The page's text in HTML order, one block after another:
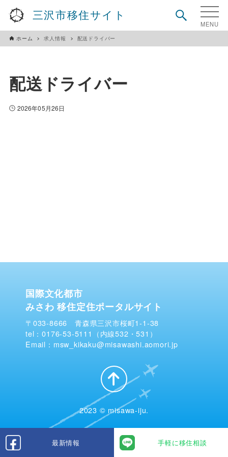
三沢市移住サイト
最新情報 手軽に移住相談
ホーム 求人情報 配送ドライバー
配送ドライバー
2026年05月26日
国際文化都市
みさわ 移住定住ポータルサイト
〒033-8666 青森県三沢市桜町1-1-38
tel：0176-53-5111（内線532・531）
Email：msw_kikaku@misawashi.aomori.jp
2023 © misawa-iju.